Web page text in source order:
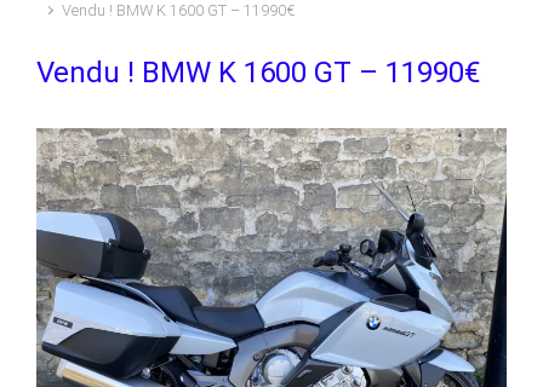
Vendu ! BMW K 1600 GT – 11990€
Vendu ! BMW K 1600 GT – 11990€